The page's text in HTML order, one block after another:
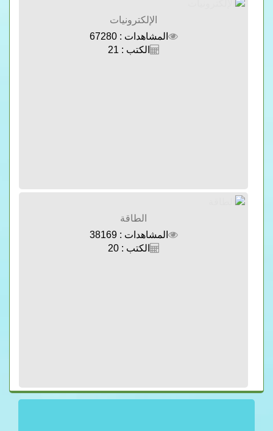
الإلكترونيات
المشاهدات : 67280
الكتب : 21
الطاقة
المشاهدات : 38169
الكتب : 20